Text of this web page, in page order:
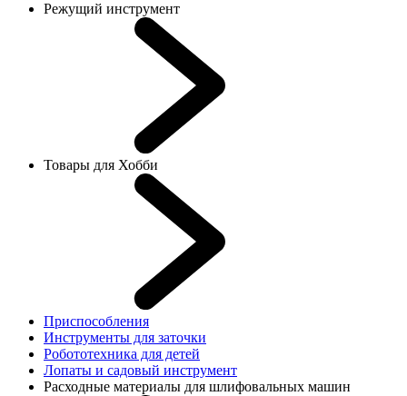
Режущий инструмент
Товары для Хобби
Приспособления
Инструменты для заточки
Робототехника для детей
Лопаты и садовый инструмент
Расходные материалы для шлифовальных машин